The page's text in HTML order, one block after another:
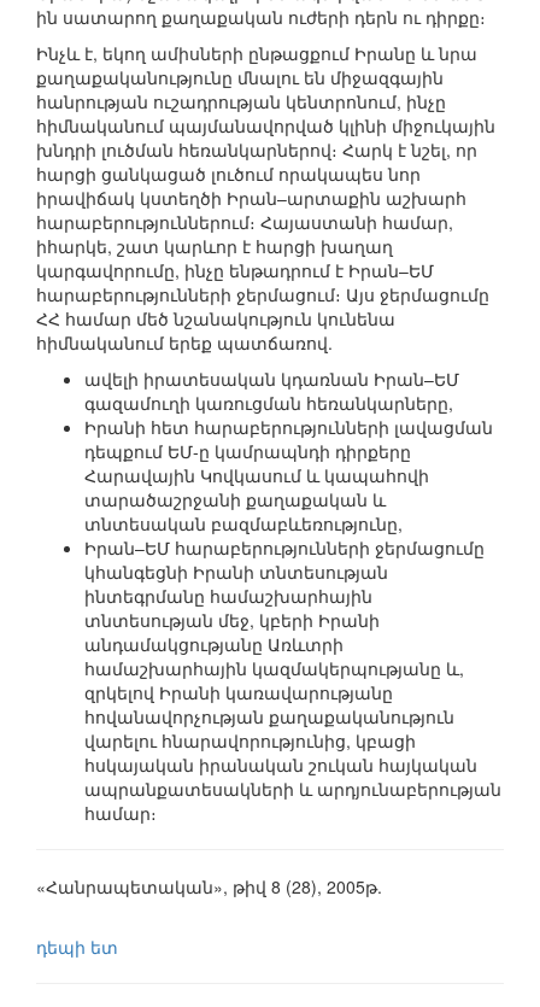
ին սատարող քաղաքական ուժերի դերն ու դիրքը։
Ինչև է, եկող ամիսների ընթացքում Իրանը և նրա
քաղաքականությունը մնալու են միջազգային
հանրության ուշադրության կենտրոնում, ինչը
հիմնականում պայմանավորված կլինի միջուկային
խնդրի լուծման հեռանկարներով։ Հարկ է նշել, որ
հարցի ցանկացած լուծում որակապես նոր
իրավիճակ կստեղծի Իրան–արտաքին աշխարհ
հարաբերություններում։ Հայաստանի համար,
իհարկե, շատ կարևոր է հարցի խաղաղ
կարգավորումը, ինչը ենթադրում է Իրան–ԵՄ
հարաբերությունների ջերմացում։ Այս ջերմացումը
ՀՀ համար մեծ նշանակություն կունենա
հիմնականում երեք պատճառով.
ավելի իրատեսական կդառնան Իրան–ԵՄ
գազամուղի կառուցման հեռանկարները,
Իրանի հետ հարաբերությունների լավացման
դեպքում ԵՄ-ը կամրապնդի դիրքերը
Հարավային Կովկասում և կապահովի
տարածաշրջանի քաղաքական և
տնտեսական բազմաբևեռությունը,
Իրան–ԵՄ հարաբերությունների ջերմացումը
կհանգեցնի Իրանի տնտեսության
ինտեգրմանը համաշխարհային
տնտեսության մեջ, կբերի Իրանի
անդամակցությանը Առևտրի
համաշխարհային կազմակերպությանը և,
զրկելով Իրանի կառավարությանը
հովանավորչության քաղաքականություն
վարելու հնարավորությունից, կբացի
հսկայական իրանական շուկան հայկական
ապրանքատեսակների և արդյունաբերության
համար։
«Հանրապետական», թիվ 8 (28), 2005թ.
դեպի ետ